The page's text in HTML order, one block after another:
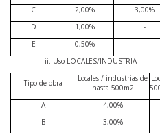
C
2,00% 3,00%
D
1,00% -
E
0,50% -
ii. Uso LOCALES/INDUSTRIA
Tipo de obra
Locales / industrias de
hasta 500m2
A
4,00%
B
3,00%